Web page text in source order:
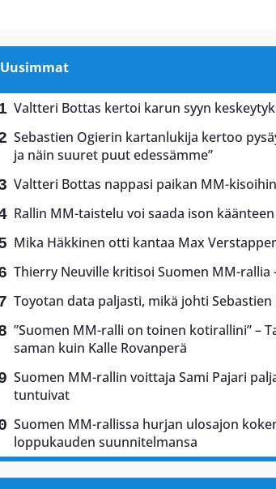
Uusimmat
Valtteri Bottas kertoi karun syyn
Sebastien Ogierin kartanlukija kertoo
ja näin suuret puut edessämme”
Valtteri Bottas nappasi paikan MM-kisoihin
Rallin MM-taistelu voi saada ison
Mika Häkkinen otti kantaa Max
Thierry Neuville kritisoi Suomen MM-rallia
Toyotan data paljasti, mikä johti
”Suomen MM-ralli on toinen kotirallini” –
saman kuin Kalle Rovanperä
Suomen MM-rallin voittaja Sami Pajari
tuntuivat
Suomen MM-rallissa hurjan ulosajon
loppukauden suunnitelmansa